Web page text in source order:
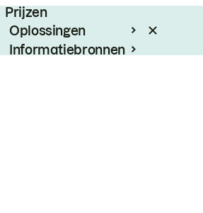
Prijzen
Oplossingen
Informatiebronnen